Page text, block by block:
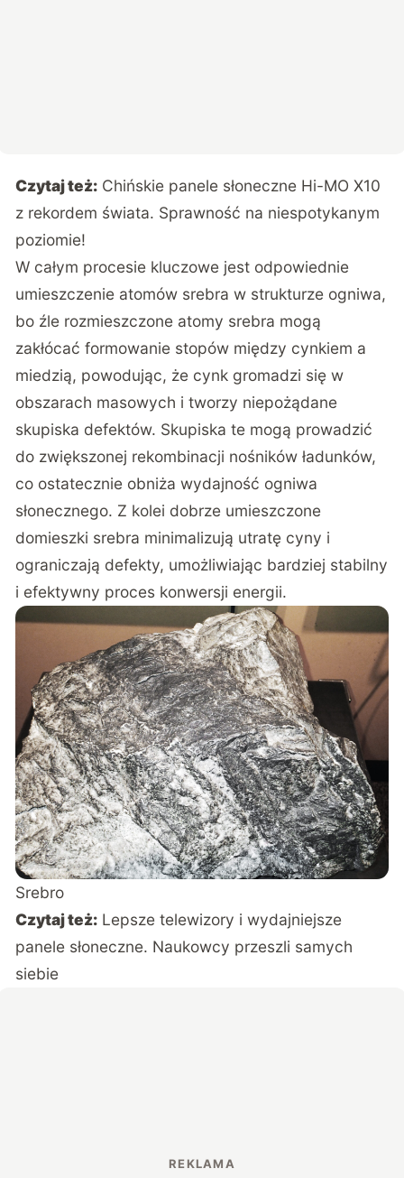
Czytaj też: Chińskie panele słoneczne Hi-MO X10
z rekordem świata. Sprawność na niespotykanym
poziomie!
W całym procesie kluczowe jest odpowiednie
umieszczenie atomów srebra w strukturze ogniwa,
bo źle rozmieszczone atomy srebra mogą
zakłócać formowanie stopów między cynkiem a
miedzią, powodując, że cynk gromadzi się w
obszarach masowych i tworzy niepożądane
skupiska defektów. Skupiska te mogą prowadzić
do zwiększonej rekombinacji nośników ładunków,
co ostatecznie obniża wydajność ogniwa
słonecznego. Z kolei dobrze umieszczone
domieszki srebra minimalizują utratę cyny i
ograniczają defekty, umożliwiając bardziej stabilny
i efektywny proces konwersji energii.
Srebro
Czytaj też: Lepsze telewizory i wydajniejsze
panele słoneczne. Naukowcy przeszli samych
siebie